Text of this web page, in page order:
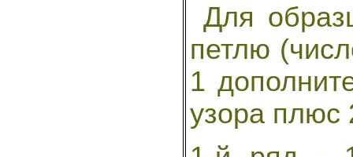
Для
петлю
1
узора плюс